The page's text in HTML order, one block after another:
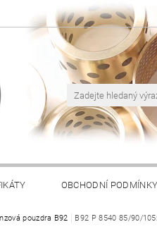
OBCHODNÍ PODMÍNKY
pouzdra B92 B92 P 8540 85/90/